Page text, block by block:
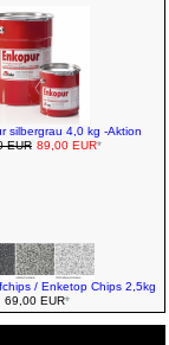
silbergrau 4,0 kg -Aktion
EUR 89,00 EUR*
/ Enketop Chips 2,5kg
69,00 EUR*